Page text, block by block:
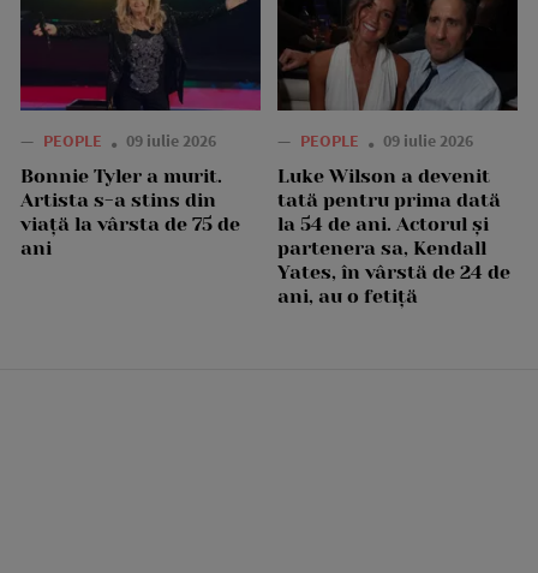
— PEOPLE 09 iulie 2026
Bonnie Tyler a murit.
Artista s-a stins din
viață la vârsta de 75 de
ani
— PEOPLE 09 iulie 2026
Luke Wilson a devenit
tată pentru prima dată
la 54 de ani. Actorul și
partenera sa, Kendall
Yates, în vârstă de 24 de
ani, au o fetiță